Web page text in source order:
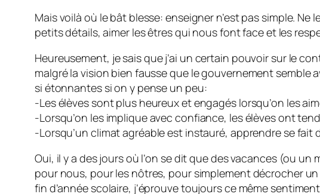
Mais voilà où le bât blesse: enseigner n’est pas simple.
petits détails, aimer les êtres qui nous font face et les
Heureusement, je sais que j’ai un certain pouvoir sur le
malgré la vision bien fausse que le gouvernement
si étonnantes si on y pense un peu:
-Les élèves sont plus heureux et engagés lorsqu’on les
-Lorsqu’on les implique avec confiance, les élèves ont
-Lorsqu’un climat agréable est instauré, apprendre se fait
Oui, il y a des jours où l’on se dit que des vacances (ou
pour nous, pour les nôtres, pour simplement décrocher
fin d’année scolaire, j’éprouve toujours ce même